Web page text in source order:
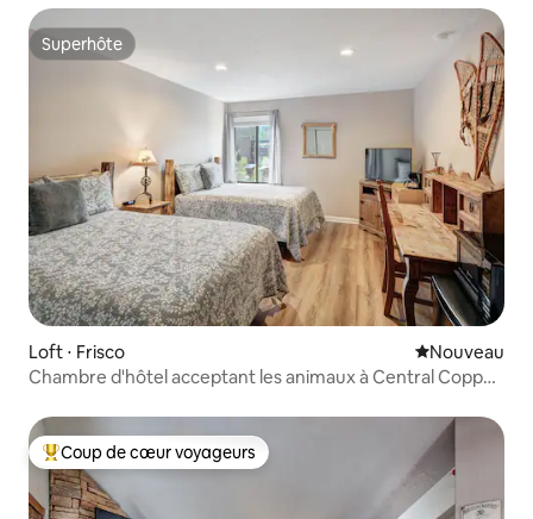
Superhôte
Superhôte
Loft ⋅ Frisco Nouvel
Nouveau
Chambre d'hôtel acceptant les animaux à Central Copper
Coups de cœur voyageurs les plus appréciés
Coup de cœur voyageurs